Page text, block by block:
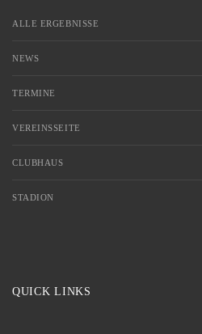
ALLE ERGEBNISSE
NEWS
TERMINE
VEREINSSEITE
CLUBHAUS
STADION
QUICK LINKS